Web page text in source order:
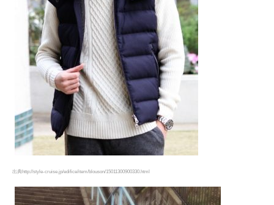
出典http://style-cruise.jp/edifice/item/blouson/15011300900330.html